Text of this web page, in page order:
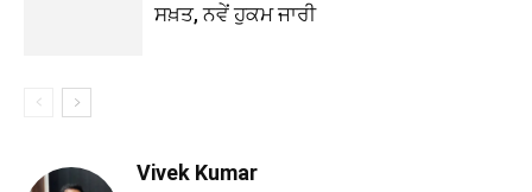
ਸਖ਼ਤ, ਨਵੇਂ ਹੁਕਮ ਜਾਰੀ
Vivek Kumar